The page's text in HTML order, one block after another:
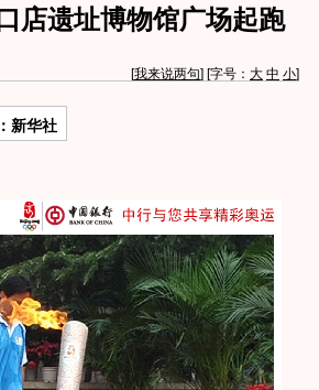
店遗址博物馆广场起跑
[我来说两句] [字号： 大 中 小]
新华社